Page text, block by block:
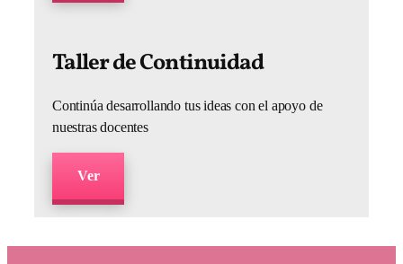
Taller de Continuidad
Continúa desarrollando tus ideas con el apoyo de
nuestras docentes
Ver